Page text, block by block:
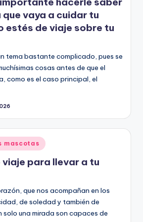
vaya a cuidar tu
estés de viaje sobre tu
tema bastante complicado, pues se
cosas antes de que el
como es el caso principal, el
mascotas
viaje para llevar a tu
que nos acompañan en los
de soledad y también de
solo una mirada son capaces de